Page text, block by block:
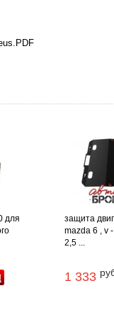
для
защита
mazda 6 , v
2,5 ...
1 333